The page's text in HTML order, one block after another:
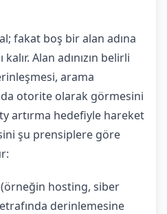
fakat boş bir alan adına
Alan adınızın belirli
arama
otorite olarak görmesini
artırma hedefiyle hareket
şu prensiplere göre
hosting, siber
derinlemesine